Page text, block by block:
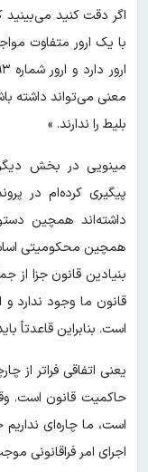
اگر دقت کنید
با یک ارور متفاوت
معنی می‌تواند داشته
بلیط را ندارند. »
مینویی در بخش
پیگیری کرده‌ام در
داشته‌اند همچین
همچین محکومیتی
بنیادین قانون جزا از
قانون ما وجود ندارد
است. بنابراین قاعدتاً
یعنی اتفاقی فراتر از
حاکمیت قانون است.
است، ما چاره‌ای
اجرای امر فراقانونی